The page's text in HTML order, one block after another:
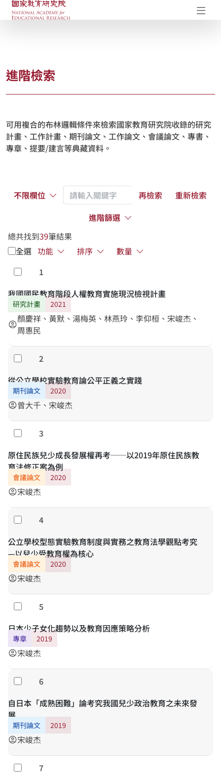
國家教育研究院-研究成果典藏庫
進階檢索
可用複合的布林邏輯條件來檢索國家教育研究院收錄的研究
計畫、工作計畫、期刊論文、工作論文、會議論文、專書、
專章、提要/建言等典藏資料。
不限欄位 再檢索
重新檢索
進階篩選
總共找到39筆結果
全選 功能 排序
數量
勾選
1
我國國民教育階段人權教育實施現況檢視計畫
研究計畫 2021
account_circle顏慶祥、黃默、湯梅英、林燕玲、李仰桓、宋峻杰、
周惠民
勾選
2
從公立學校實驗教育論公平正義之實踐
期刊論文 2020
account_circle曾大千、宋峻杰
勾選
3
原住民族兒少成長發展權再考──以2019年原住民族教
育法修正案為例
會議論文 2020
account_circle宋峻杰
勾選
4
公立學校型態實驗教育制度與實務之教育法學觀點考究
—以兒少受教育權為核心
會議論文 2020
account_circle宋峻杰
勾選
5
日本少子女化趨勢以及教育因應策略分析
專章 2019
account_circle宋峻杰
勾選
6
自日本「成熟困難」論考究我國兒少政治教育之未來發
展
期刊論文 2019
account_circle宋峻杰
勾選
7